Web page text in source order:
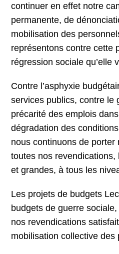
continuer en effet notre
permanente, de
mobilisation des
représentons contre cette
régression sociale qu’elle
Contre l’asphyxie
services publics, contre le
précarité des emplois
dégradation des
nous continuons de porter
toutes nos
et grandes, à tous les
Les projets de budgets
budgets de guerre
nos revendications
mobilisation collective des